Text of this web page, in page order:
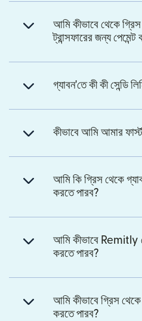
আমি কীভাবে থেকে
ট্রান্সফারের জন্য
গ্যাবন'তে কী কী সেন্ডি
কীভাবে আমি আমার
আমি কি গ্রিস থেকে
করতে পারব?
আমি কীভাবে Remitly
করতে পারব?
আমি কীভাবে গ্রিস থেকে
করতে পারব?